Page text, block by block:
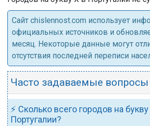
Cайт chislennost.com использует
официальных источников и
месяц. Некоторые данные могут
отсутствия последней переписи
Часто задаваемые вопросы
⚡ Сколько всего городов на
Португалии?